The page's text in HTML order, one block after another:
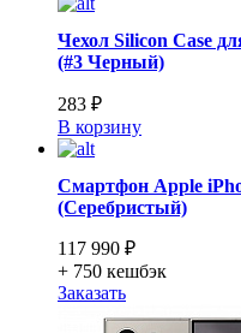
Чехол Silicon Case
(#3 Черный)
283 ₽
В корзину
Смартфон Apple
(Серебристый)
117 990 ₽
+ 750 кешбэк
Заказать